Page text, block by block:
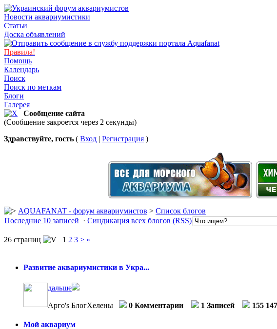
Новости аквариумистики
Статьи
Доска объявлений
Правила!
Помощь
Календарь
Поиск
Поиск по меткам
Блоги
Галерея
Сообщение сайта
(Сообщение закроется через 2 секунды)
Здравствуйте, гость ( Вход | Регистрация )
AQUAFANAT - форум аквариумистов > Список блогов
Последние 10 записей · Синдикация всех блогов (RSS)
26 страниц 1 2 3 > »
Развитие аквариумистики в Укра...
дальше
Арго's БлогХелены 0 Комментарии 1 Записей 155
Мой аквариум